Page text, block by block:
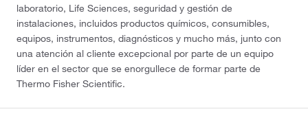
laboratorio, Life Sciences, seguridad y gestión de
instalaciones, incluidos productos químicos, consumibles,
equipos, instrumentos, diagnósticos y mucho más, junto con
una atención al cliente excepcional por parte de un equipo
líder en el sector que se enorgullece de formar parte de
Thermo Fisher Scientific.